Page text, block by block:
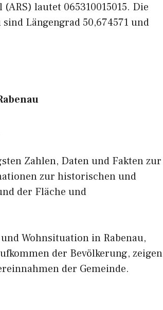
lautet 065310015015. Die
Längengrad 50,674571 und
Zahlen, Daten und Fakten zur
zur historischen und
der Fläche und
Wohnsituation in Rabenau,
der Bevölkerung, zeigen
der Gemeinde.